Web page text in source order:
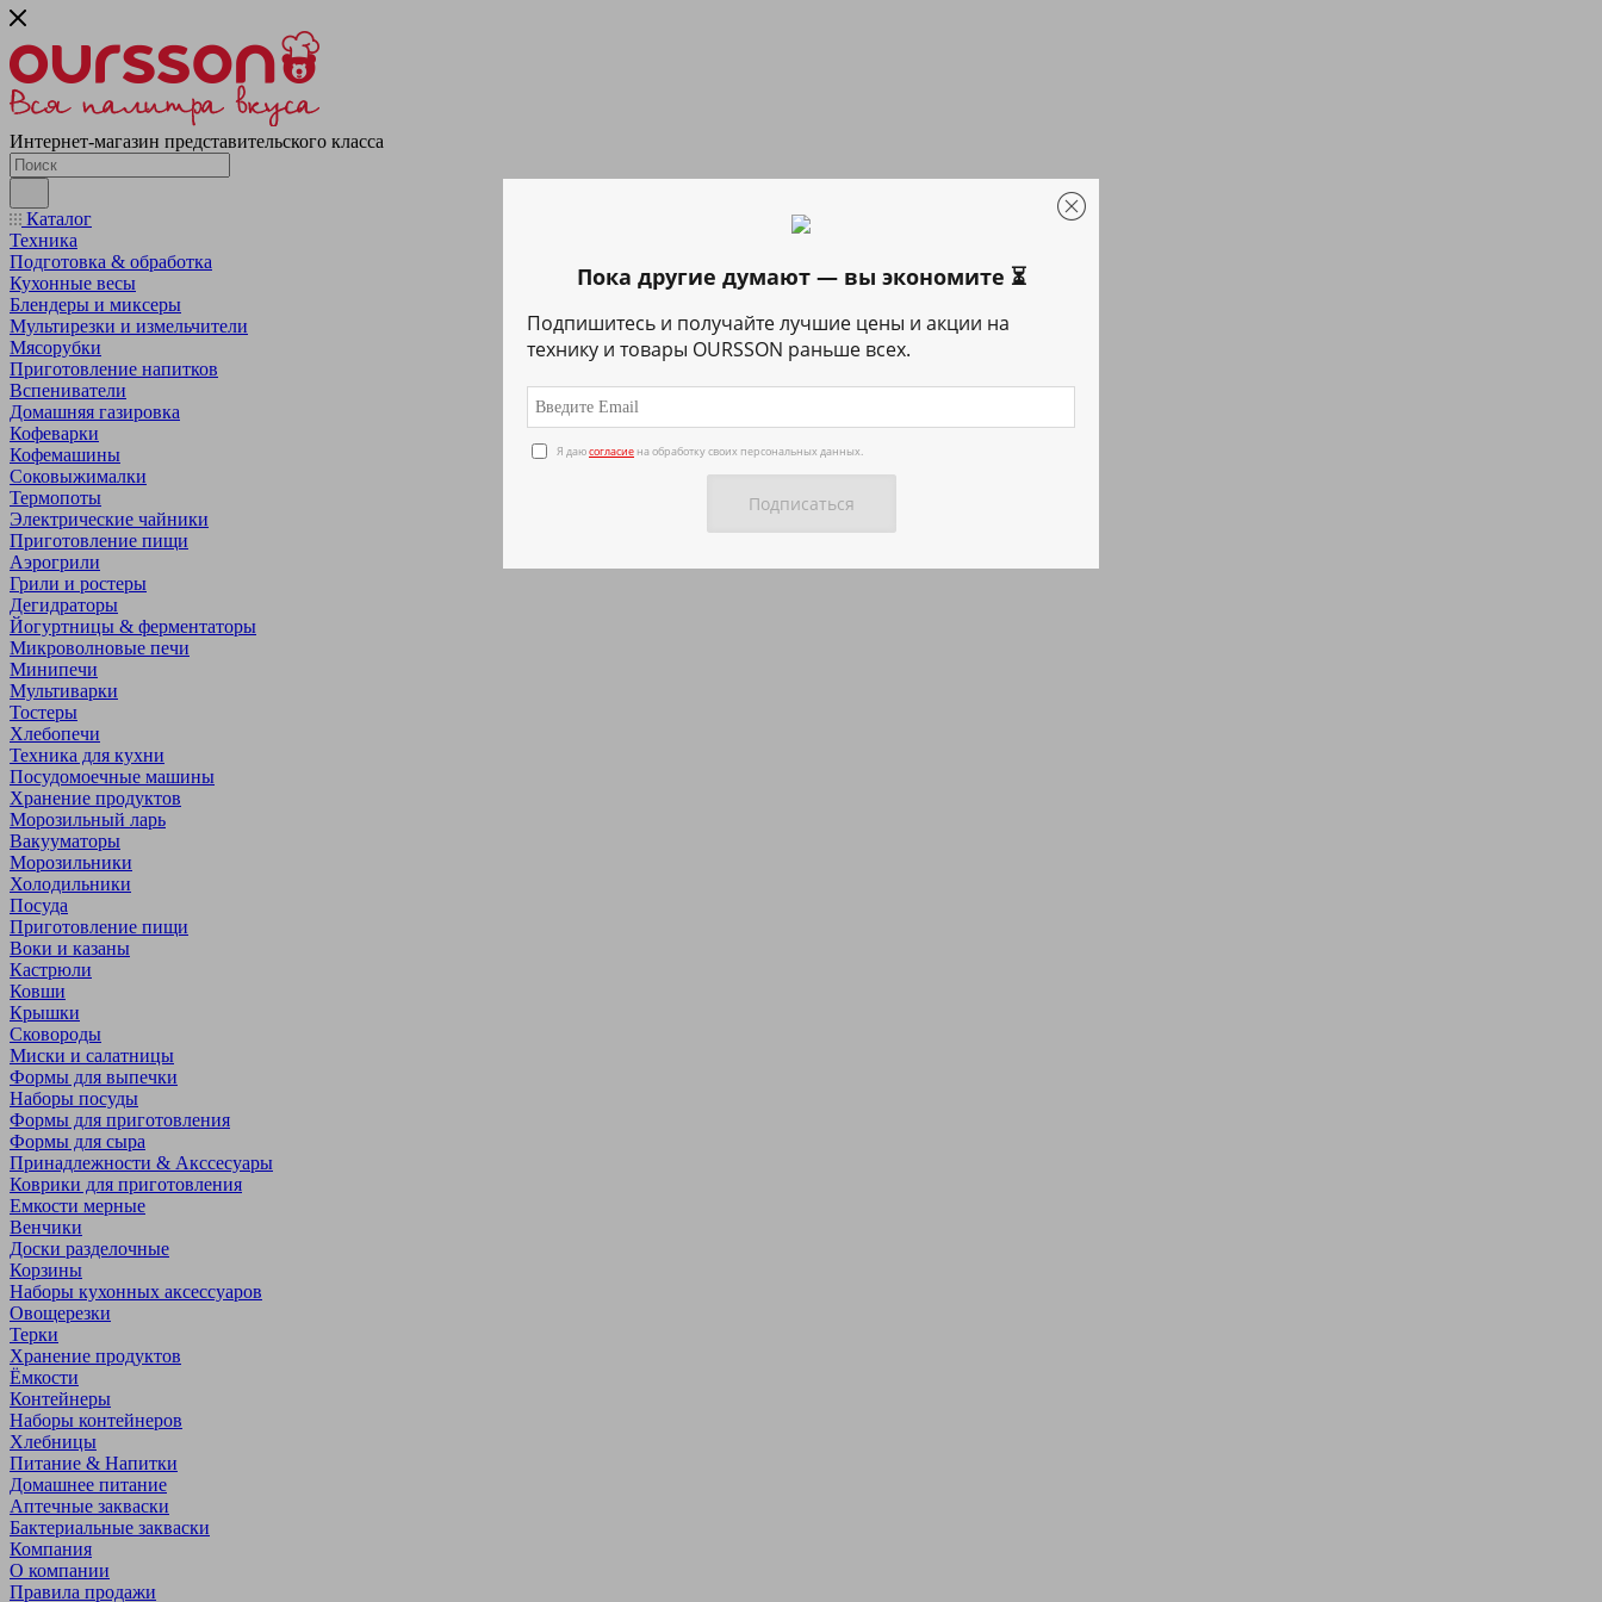
Интернет-магазин представительского класса
Каталог
Техника
Подготовка & обработка
Кухонные весы
Блендеры и миксеры
Мультирезки и измельчители
Мясорубки
Приготовление напитков
Вспениватели
Домашняя газировка
Кофеварки
Кофемашины
Соковыжималки
Термопоты
Электрические чайники
Приготовление пищи
Аэрогрили
Грили и ростеры
Дегидраторы
Йогуртницы & ферментаторы
Микроволновые печи
Минипечи
Мультиварки
Тостеры
Хлебопечи
Техника для кухни
Посудомоечные машины
Хранение продуктов
Морозильный ларь
Вакууматоры
Морозильники
Холодильники
Посуда
Приготовление пищи
Воки и казаны
Кастрюли
Ковши
Крышки
Сковороды
Миски и салатницы
Формы для выпечки
Наборы посуды
Формы для приготовления
Формы для сыра
Принадлежности & Акссесуары
Коврики для приготовления
Емкости мерные
Венчики
Доски разделочные
Корзины
Наборы кухонных аксессуаров
Овощерезки
Терки
Хранение продуктов
Ёмкости
Контейнеры
Наборы контейнеров
Хлебницы
Питание & Напитки
Домашнее питание
Аптечные закваски
Бактериальные закваски
Компания
О компании
Правила продажи
Пока другие думают — вы экономите ⏳
Подпишитесь и получайте лучшие цены и акции на
технику и товары OURSSON раньше всех.
Я даюсогласие на обработку своих персональных данных.